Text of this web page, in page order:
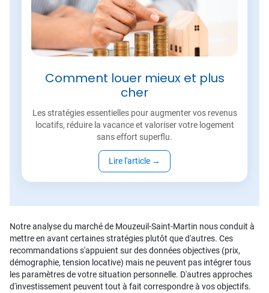
Comment louer mieux et plus
cher
Les stratégies essentielles pour augmenter vos revenus
locatifs, réduire la vacance et valoriser votre logement
sans effort superflu.
Lire l'article →
Notre analyse du marché de Mouzeuil-Saint-Martin nous conduit à
mettre en avant certaines stratégies plutôt que d'autres. Ces
recommandations s'appuient sur des données objectives (prix,
démographie, tension locative) mais ne peuvent pas intégrer tous
les paramètres de votre situation personnelle. D'autres approches
d'investissement peuvent tout à fait correspondre à vos objectifs.